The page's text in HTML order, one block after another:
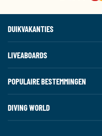
DUIKVAKANTIES
LIVEABOARDS
POPULAIRE BESTEMMINGEN
DIVING WORLD